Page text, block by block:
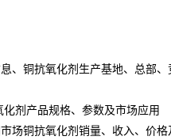
抗氧化剂生产基地、总部、
产品规格、参数及市场应用
抗氧化剂销量、收入、价格